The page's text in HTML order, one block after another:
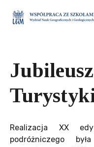
Realizacja XX
podróżniczego